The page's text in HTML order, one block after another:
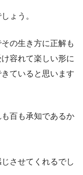
ょう。
の生き方に正解も
容れて楽しい形に
ていると思います
百も承知であるか
させてくれるでし